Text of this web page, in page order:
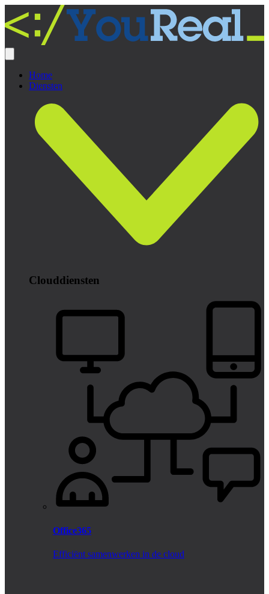
Home
Diensten
Clouddiensten
Office365
Efficiënt samenwerken in de cloud